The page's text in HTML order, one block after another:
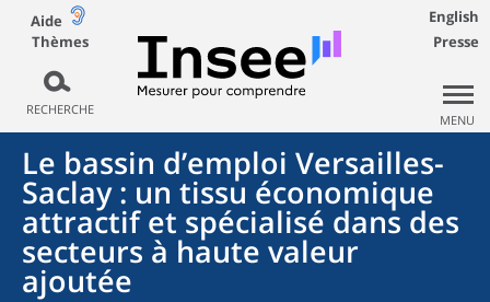
Aide
Thèmes
RECHERCHE
English
Presse
MENU
Le bassin d’emploi Versailles-
Saclay : un tissu économique
attractif et spécialisé dans des
secteurs à haute valeur
ajoutée